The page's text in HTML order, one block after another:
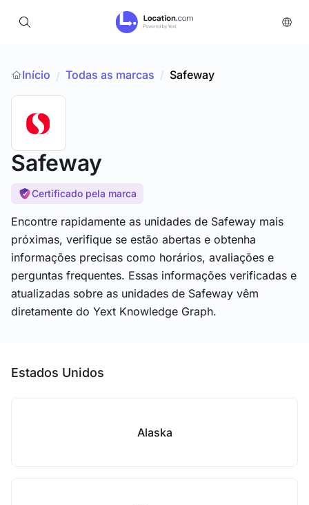
Início / Todas as marcas / Safeway
Safeway
Certificado pela marca
Encontre rapidamente as unidades de Safeway mais
próximas, verifique se estão abertas e obtenha
informações precisas como horários, avaliações e
perguntas frequentes. Essas informações verificadas e
atualizadas sobre as unidades de Safeway vêm
diretamente do Yext Knowledge Graph.
Estados Unidos
Alaska